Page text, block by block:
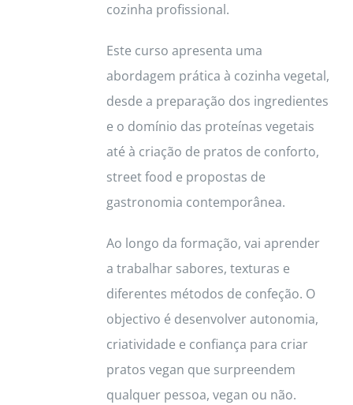
cozinha profissional.
Este curso apresenta uma
abordagem prática à cozinha vegetal,
desde a preparação dos ingredientes
e o domínio das proteínas vegetais
até à criação de pratos de conforto,
street food e propostas de
gastronomia contemporânea.
Ao longo da formação, vai aprender
a trabalhar sabores, texturas e
diferentes métodos de confeção. O
objectivo é desenvolver autonomia,
criatividade e confiança para criar
pratos vegan que surpreendem
qualquer pessoa, vegan ou não.